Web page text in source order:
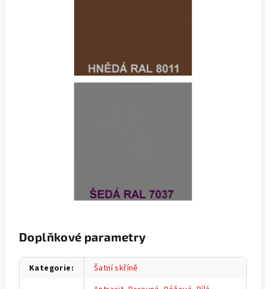
Doplňkové parametry
Kategorie: Šatní skříně